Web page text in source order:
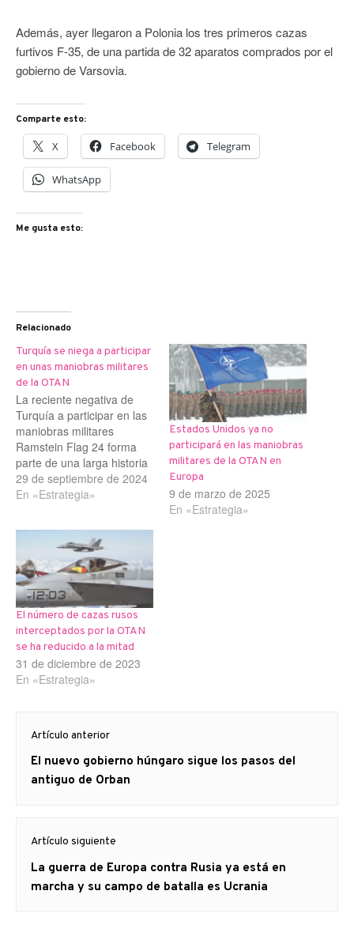
Además, ayer llegaron a Polonia los tres primeros cazas
furtivos F-35, de una partida de 32 aparatos comprados por el
gobierno de Varsovia.
Comparte esto:
X Facebook Telegram
WhatsApp
Me gusta esto:
Relacionado
Turquía se niega a participar
en unas maniobras militares
de la OTAN
La reciente negativa de
Turquía a participar en las
maniobras militares
Ramstein Flag 24 forma
parte de una larga historia
de desacuerdos internos
en el seno de la OTAN. El
programado desde
mañana hasta el 11 de
octubre en la base aérea
de Andravida en Grecia.
Ankara se…
29 de septiembre de 2024
En «Estrategia»
Estados Unidos ya no
participará en las maniobras
militares de la OTAN en
Europa
9 de marzo de 2025
En «Estrategia»
El número de cazas rusos
interceptados por la OTAN
se ha reducido a la mitad
31 de diciembre de 2023
En «Estrategia»
de
entradas
Artículo anterior
Artículo
anterior
El nuevo gobierno húngaro sigue los pasos del
antiguo de Orban
Artículo siguiente
Artículo
siguiente:
La guerra de Europa contra Rusia ya está en
marcha y su campo de batalla es Ucrania